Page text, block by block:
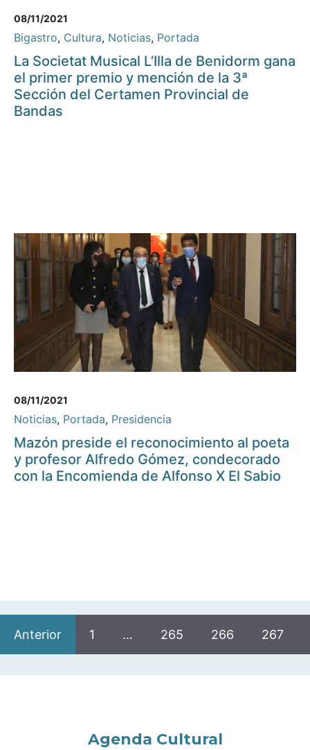
08/11/2021
Bigastro, Cultura, Noticias, Portada
La Societat Musical L’Illa de Benidorm gana
el primer premio y mención de la 3ª
Sección del Certamen Provincial de
Bandas
08/11/2021
Noticias, Portada, Presidencia
Mazón preside el reconocimiento al poeta
y profesor Alfredo Gómez, condecorado
con la Encomienda de Alfonso X El Sabio
Anterior 1 … 265 266 267
Agenda Cultural